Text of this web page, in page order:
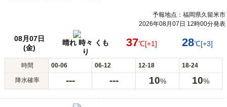
予報地点：福岡県久留米市
2026年08月07日 12時00分発表
08月07日
(金)
晴れ 時々 くも
り
37℃[+1] 28℃[+3]
時間 00-06 06-12 12-18 18-24
降水確率 --- --- 10% 10%